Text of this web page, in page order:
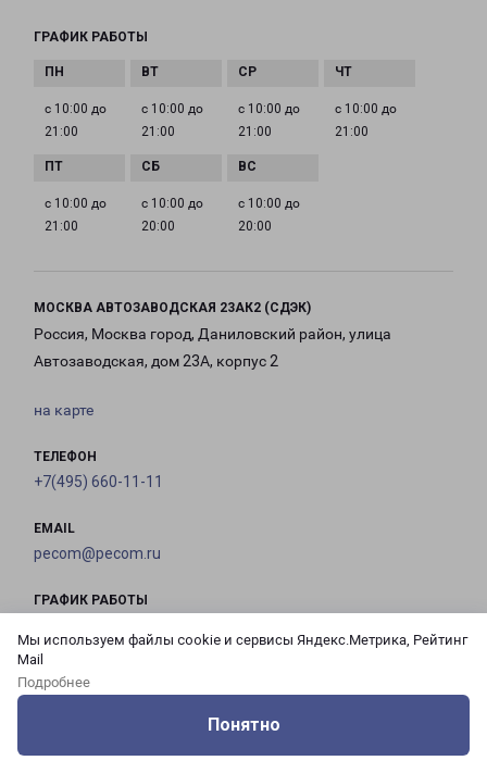
Мы используем файлы cookie и сервисы Яндекс.Метрика, Рейтинг
Mail
Подробнее
Понятно
ГРАФИК РАБОТЫ
с 10:00 до
21:00
с 10:00 до
21:00
с 10:00 до
21:00
с 10:00 до
21:00
с 10:00 до
21:00
с 10:00 до
20:00
с 10:00 до
20:00
МОСКВА АВТОЗАВОДСКАЯ 23АК2 (СДЭК)
Россия, Москва город, Даниловский район, улица
Автозаводская, дом 23А, корпус 2
на карте
ТЕЛЕФОН
+7(495) 660-11-11
EMAIL
pecom@pecom.ru
ГРАФИК РАБОТЫ
21:00
21:00
21:00
21:00